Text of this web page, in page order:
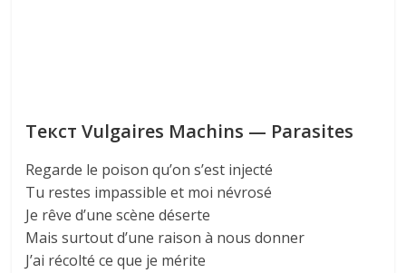
Текст Vulgaires Machins — Parasites
Regarde le poison qu’on s’est injecté
Tu restes impassible et moi névrosé
Je rêve d’une scène déserte
Mais surtout d’une raison à nous donner
J’ai récolté ce que je mérite